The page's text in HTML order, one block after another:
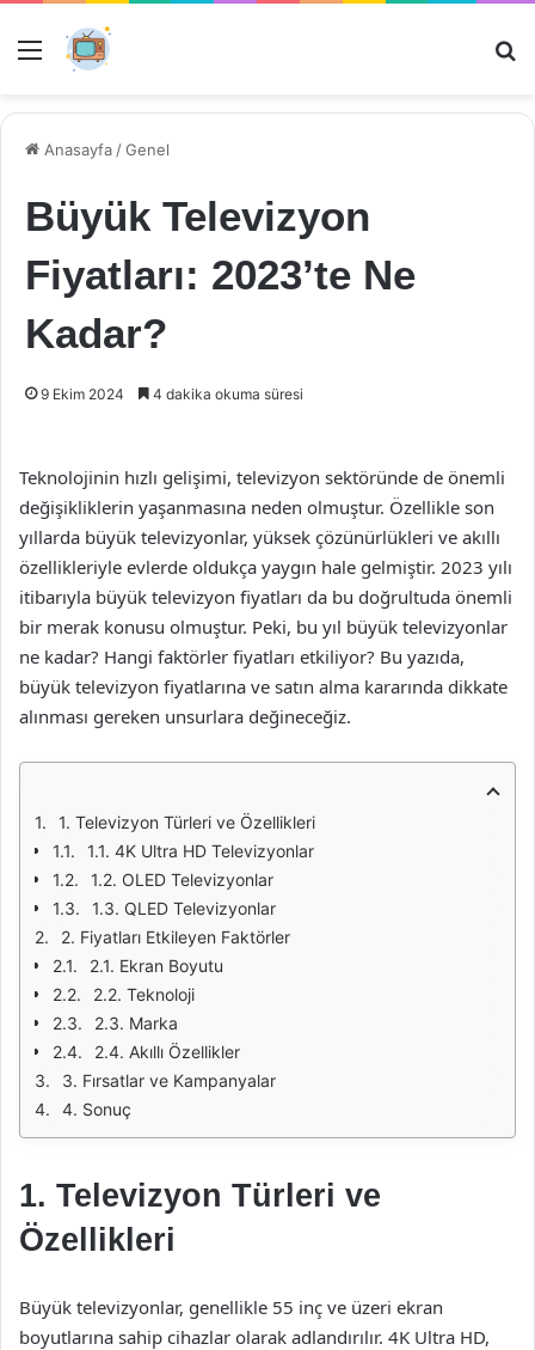
Menü
Anasayfa /Genel
Büyük Televizyon
Fiyatları: 2023’te Ne
Kadar?
9 Ekim 2024 4 dakika okuma süresi
Teknolojinin hızlı gelişimi, televizyon sektöründe de önemli
değişikliklerin yaşanmasına neden olmuştur. Özellikle son
yıllarda büyük televizyonlar, yüksek çözünürlükleri ve akıllı
özellikleriyle evlerde oldukça yaygın hale gelmiştir. 2023 yılı
itibarıyla büyük televizyon fiyatları da bu doğrultuda önemli
bir merak konusu olmuştur. Peki, bu yıl büyük televizyonlar
ne kadar? Hangi faktörler fiyatları etkiliyor? Bu yazıda,
büyük televizyon fiyatlarına ve satın alma kararında dikkate
alınması gereken unsurlara değineceğiz.
1. Televizyon Türleri ve Özellikleri
1.1. 4K Ultra HD Televizyonlar
1.2. OLED Televizyonlar
1.3. QLED Televizyonlar
2. Fiyatları Etkileyen Faktörler
2.1. Ekran Boyutu
2.2. Teknoloji
2.3. Marka
2.4. Akıllı Özellikler
3. Fırsatlar ve Kampanyalar
4. Sonuç
1. Televizyon Türleri ve
Özellikleri
Büyük televizyonlar, genellikle 55 inç ve üzeri ekran
boyutlarına sahip cihazlar olarak adlandırılır. 4K Ultra HD,